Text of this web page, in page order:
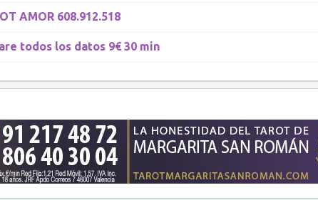
AMOR 608.912.518
todos los datos 9€ 30 min